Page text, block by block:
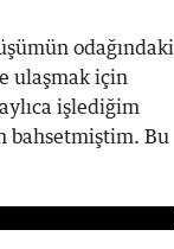
odağındaki
ulaşmak için
işlediğim
bahsetmiştim. Bu